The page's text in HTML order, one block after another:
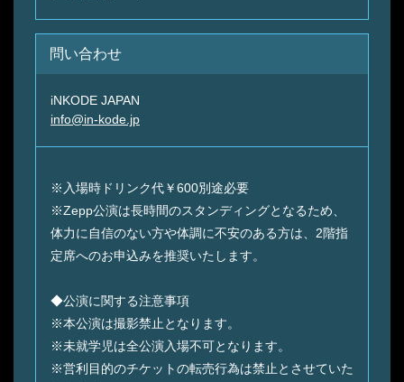
問い合わせ
iNKODE JAPAN
info@in-kode.jp
※入場時ドリンク代￥600別途必要
※Zepp公演は長時間のスタンディングとなるため、
体力に自信のない方や体調に不安のある方は、2階指
定席へのお申込みを推奨いたします。
◆公演に関する注意事項
※本公演は撮影禁止となります。
※未就学児は全公演入場不可となります。
※営利目的のチケットの転売行為は禁止とさせていた